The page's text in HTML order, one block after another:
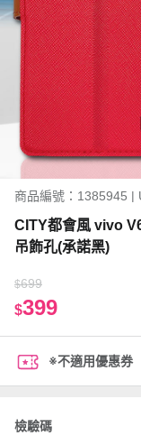
商品編號：1385945 |
CITY都會風 vivo
吊飾孔(承諾黑)
$699
$399
※不適用優惠券
檢驗碼